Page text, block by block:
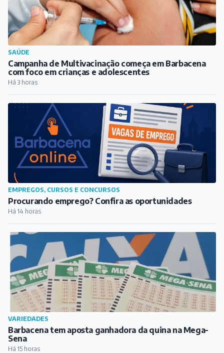
SAÚDE
Campanha de Multivacinação começa em Barbacena
com foco em crianças e adolescentes
Há 3 horas
EMPREGOS, CURSOS E CONCURSOS
Procurando emprego? Confira as oportunidades
Há 14 horas
VARIEDADES
Barbacena tem aposta ganhadora da quina na Mega-
Sena
Há 15 horas